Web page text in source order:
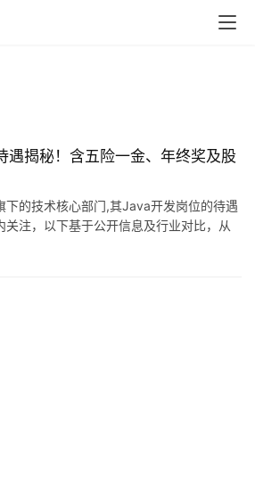
遇揭秘！含五险一金、年终奖及股
下的技术核心部门,其Java开发岗位的待遇
关注，以下基于公开信息及行业对比，从
期权？